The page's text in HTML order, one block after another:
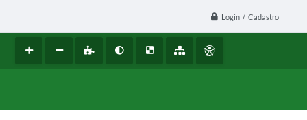
Login / Cadastro